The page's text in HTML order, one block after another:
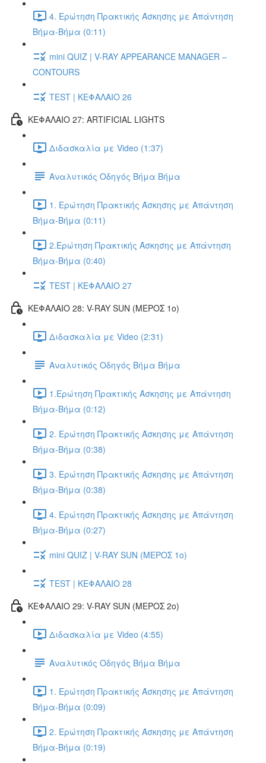
4. Ερώτηση Πρακτικής Άσκησης με Απάντηση
Βήμα-Βήμα (0:11)
mini QUIZ | V-RAY APPEARANCE MANAGER –
CONTOURS
TEST | ΚΕΦΑΛΑΙΟ 26
ΚΕΦΑΛΑΙΟ 27: ARTIFICIAL LIGHTS
Διδασκαλία με Video (1:37)
Αναλυτικός Οδηγός Βήμα Βήμα
1. Ερώτηση Πρακτικής Άσκησης με Απάντηση
Βήμα-Βήμα (0:11)
2.Ερώτηση Πρακτικής Άσκησης με Απάντηση
Βήμα-Βήμα (0:40)
TEST | ΚΕΦΑΛΑΙΟ 27
ΚΕΦΑΛΑΙΟ 28: V-RAY SUN (ΜΕΡΟΣ 1o)
Διδασκαλία με Video (2:31)
Αναλυτικός Οδηγός Βήμα Βήμα
1.Ερώτηση Πρακτικής Άσκησης με Απάντηση
Βήμα-Βήμα (0:12)
2. Ερώτηση Πρακτικής Άσκησης με Απάντηση
Βήμα-Βήμα (0:38)
3. Ερώτηση Πρακτικής Άσκησης με Απάντηση
Βήμα-Βήμα (0:38)
4. Ερώτηση Πρακτικής Άσκησης με Απάντηση
Βήμα-Βήμα (0:27)
mini QUIZ | V-RAY SUN (ΜΕΡΟΣ 1o)
TEST | ΚΕΦΑΛΑΙΟ 28
ΚΕΦΑΛΑΙΟ 29: V-RAY SUN (ΜΕΡΟΣ 2o)
Διδασκαλία με Video (4:55)
Αναλυτικός Οδηγός Βήμα Βήμα
1. Ερώτηση Πρακτικής Άσκησης με Απάντηση
Βήμα-Βήμα (0:09)
2. Ερώτηση Πρακτικής Άσκησης με Απάντηση
Βήμα-Βήμα (0:19)